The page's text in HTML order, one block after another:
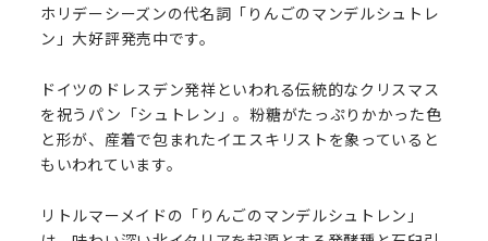
ホリデーシーズンの代名詞「りんごのマンデルシュトレ
ン」大好評発売中です。
ドイツのドレスデン発祥といわれる伝統的なクリスマス
を祝うパン「シュトレン」。粉糖がたっぷりかかった色
と形が、産着で包まれたイエスキリストを象っていると
もいわれています。
リトルマーメイドの「りんごのマンデルシュトレン」